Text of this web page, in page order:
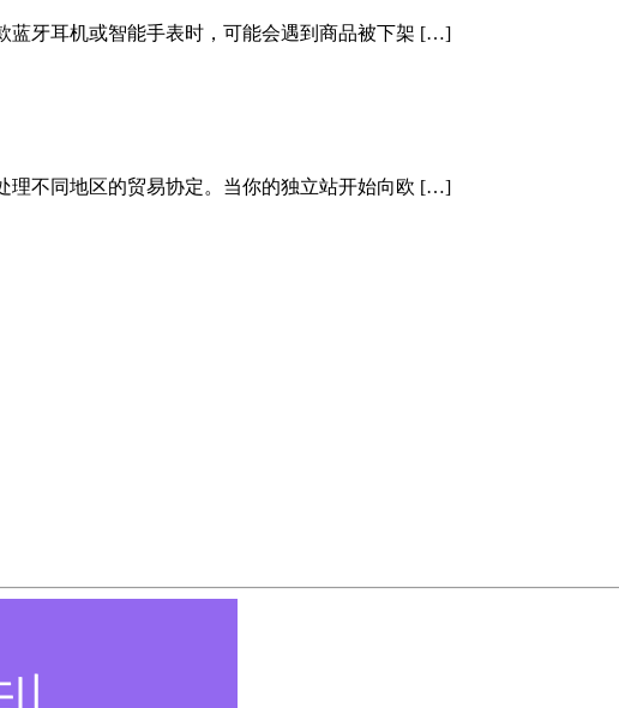
蓝牙耳机或智能手表时，可能会遇到商品被下架 […]
理不同地区的贸易协定。当你的独立站开始向欧 […]